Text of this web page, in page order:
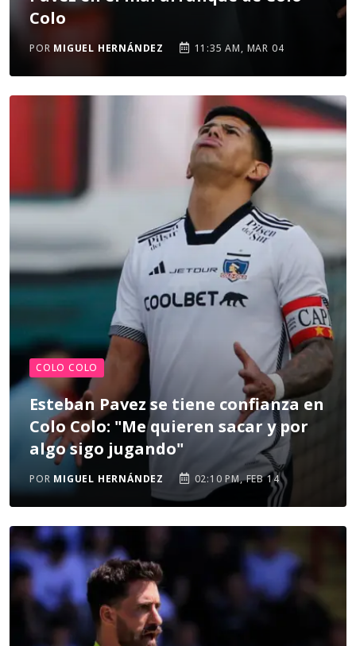
Colo
POR MIGUEL HERNÁNDEZ 11:35 AM, MAR 04
COLO COLO
Esteban Pavez se tiene confianza en
Colo Colo: "Me quieren sacar y por
algo sigo jugando"
POR MIGUEL HERNÁNDEZ 02:10 PM, FEB 14